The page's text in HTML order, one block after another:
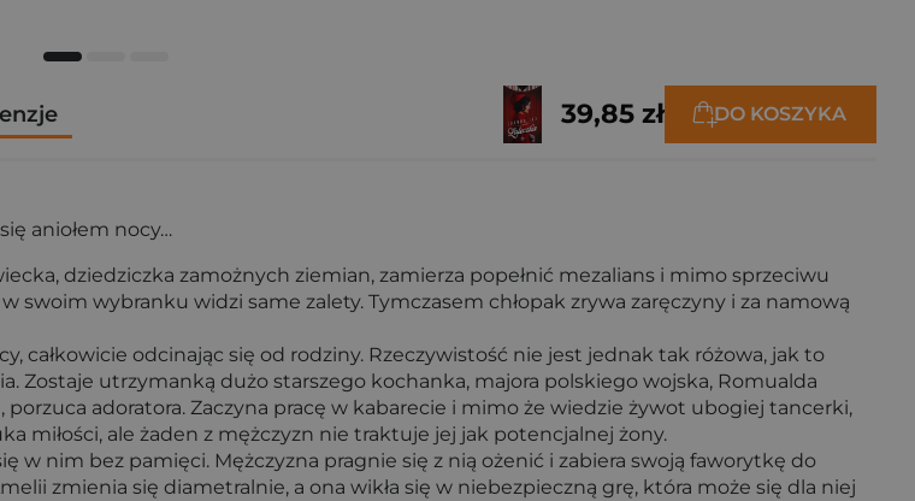
39,85 zł DO KOSZYKA
aniołem nocy…
dziedziczka zamożnych ziemian, zamierza popełnić mezalians i mimo sprzeciwu
swoim wybranku widzi same zalety. Tymczasem chłopak zrywa zaręczyny i za namową
całkowicie odcinając się od rodziny. Rzeczywistość nie jest jednak tak różowa, jak to
Zostaje utrzymanką dużo starszego kochanka, majora polskiego wojska, Romualda
adoratora. Zaczyna pracę w kabarecie i mimo że wiedzie żywot ubogiej tancerki,
miłości, ale żaden z mężczyzn nie traktuje jej jak potencjalnej żony.
nim bez pamięci. Mężczyzna pragnie się z nią ożenić i zabiera swoją faworytkę do
zmienia się diametralnie, a ona wikła się w niebezpieczną grę, która może się dla niej